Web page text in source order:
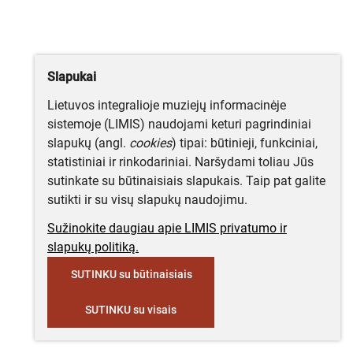
Slapukai
Lietuvos integralioje muziejų informacinėje
sistemoje (LIMIS) naudojami keturi pagrindiniai
slapukų (angl. cookies) tipai: būtinieji, funkciniai,
statistiniai ir rinkodariniai. Naršydami toliau Jūs
sutinkate su būtinaisiais slapukais. Taip pat galite
sutikti ir su visų slapukų naudojimu.
Sužinokite daugiau apie LIMIS privatumo ir
slapukų politiką.
SUTINKU su būtinaisiais
SUTINKU su visais